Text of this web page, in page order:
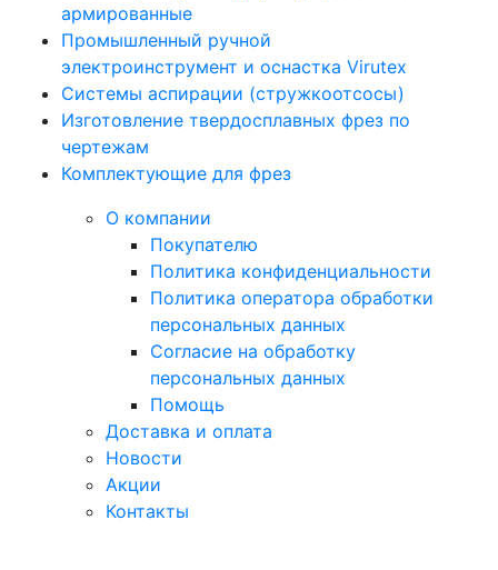
армированные
Промышленный ручной
электроинструмент и оснастка Virutex
Системы аспирации (стружкоотсосы)
Изготовление твердосплавных фрез по
чертежам
Комплектующие для фрез
О компании
Покупателю
Политика конфиденциальности
Политика оператора обработки
персональных данных
Согласие на обработку
персональных данных
Помощь
Доставка и оплата
Новости
Акции
Контакты